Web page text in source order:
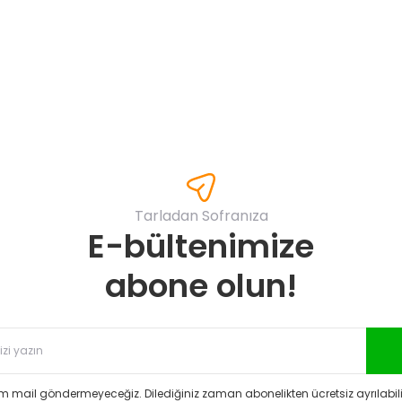
Tarladan Sofranıza
E-bültenimize
abone olun!
mail göndermeyeceğiz. Dilediğiniz zaman abonelikten ücretsiz